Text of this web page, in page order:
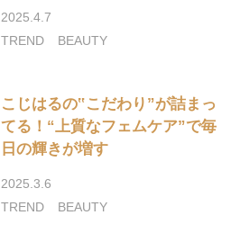
2025.4.7
TREND
BEAUTY
こじはるの‟こだわり”が詰まっ
てる！“上質なフェムケア”で毎
日の輝きが増す
2025.3.6
TREND
BEAUTY